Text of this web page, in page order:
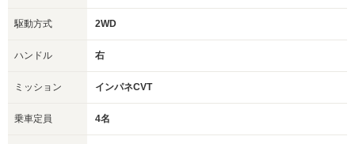
駆動方式 2WD
ハンドル 右
ミッション インパネCVT
乗車定員 4名